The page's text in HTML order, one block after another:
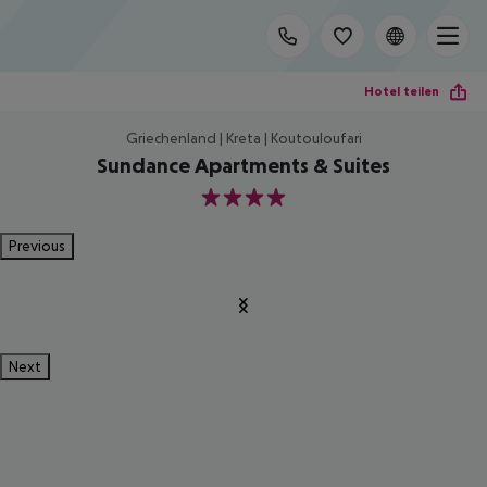
Hotel teilen
Griechenland | Kreta | Koutouloufari
Sundance Apartments & Suites
4
Previous
Next